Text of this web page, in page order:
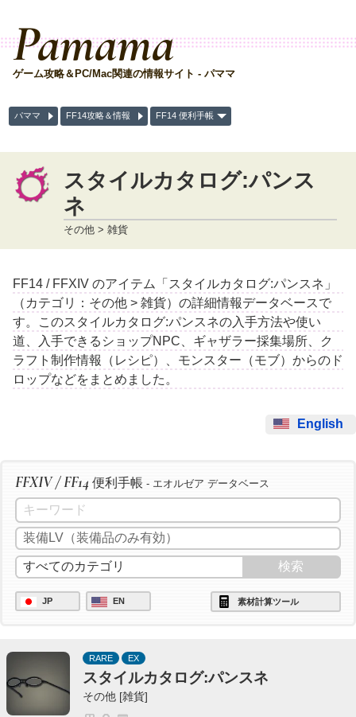
Pamama
ゲーム攻略＆PC/Mac関連の情報サイト - パママ
パママ FF14攻略＆情報 FF14 便利手帳
スタイルカタログ:パンス
ネ
その他 > 雑貨
FF14 / FFXIV のアイテム「スタイルカタログ:パンスネ」
（カテゴリ：その他 > 雑貨）の詳細情報データベースで
す。このスタイルカタログ:パンスネの入手方法や使い
道、入手できるショップNPC、ギャザラー採集場所、ク
ラフト制作情報（レシピ）、モンスター（モブ）からのド
ロップなどをまとめました。
English
FFXIV / FF14 便利手帳 - エオルゼア データベース
JP EN 素材計算ツール
RARE EX
スタイルカタログ:パンスネ
その他 [雑貨]